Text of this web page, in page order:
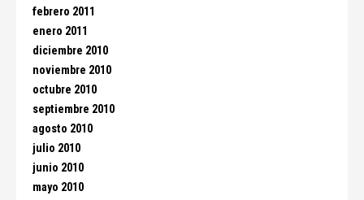
febrero 2011
enero 2011
diciembre 2010
noviembre 2010
octubre 2010
septiembre 2010
agosto 2010
julio 2010
junio 2010
mayo 2010